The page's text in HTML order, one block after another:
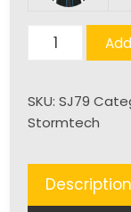
Matrix
1
(D)
SKU:SJ79
Stormtech
Description